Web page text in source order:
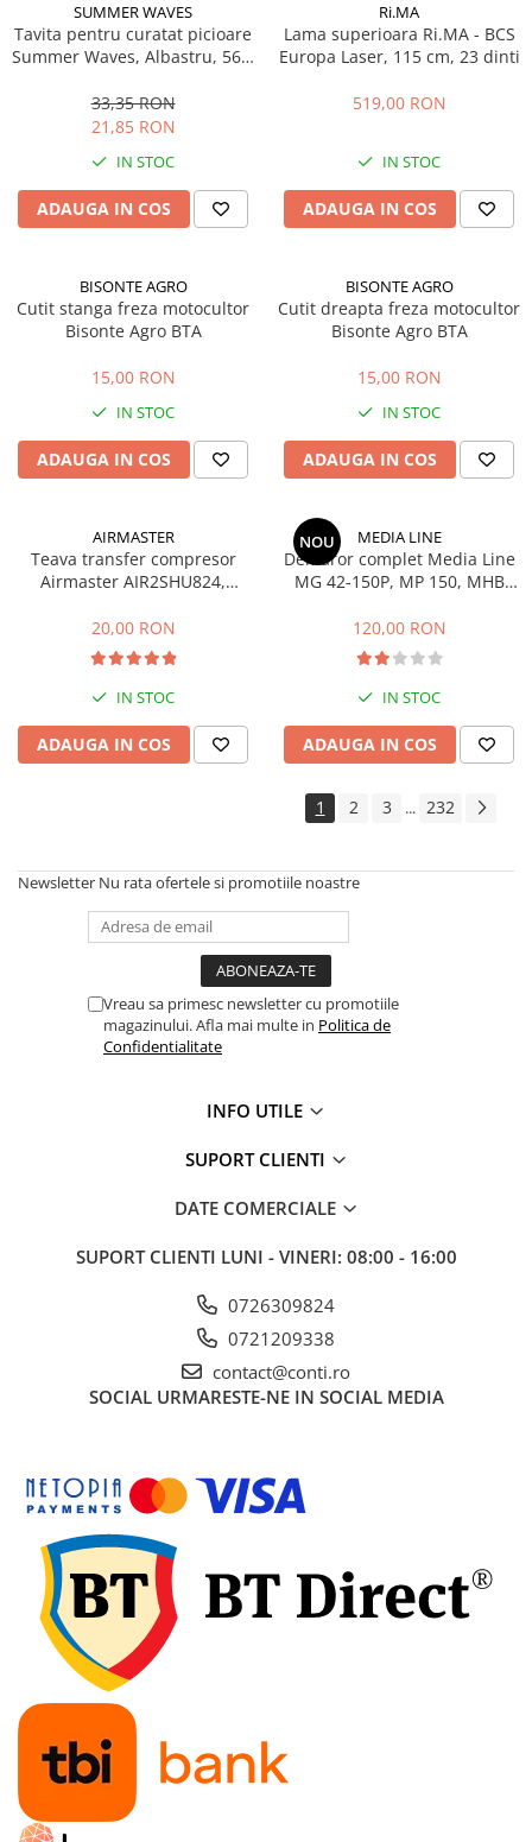
Betoniere
Malaxoare
Accesorii betoniere
Depozitare, transport si protectie
Scari de lucru si schele
Echipamente de ridicat
Echipamente pentru transport
transport
Tehnica diamantata
Masini de carotat
Masini de canelat
Carote diamantate
Discuri diamantate
Freze diamantate
Masini de sapat santuri (Trenchere)
Foreze pentru subtraversari
Tubulatura evacuare deseuri
Parapeti rutieri
Arzatoare izolatii cu gaz
Scule si unelte
Scule electrice
Fierastraie electrice
Masini de frezat
Masini de gaurit si insurubat
Masini de insurubat cu impact
Masini de legat fier-beton
Pistoale de vopsit
Scule de mana
Truse de scule universale
Scule prelucrare placi ceramice
Generatoare digitale/Inverter
Generatoare de curent continuu
Generatoare insonorizate
Generatoare pentru sudura
Automatizari generatoare
Incarcatoare portabile
Statii de incarcare portabile
Statii de incarcare de mare putere
Baterii LiFePO4 (litiu-fosfat de fier)
SUMMER WAVES
Tavita pentru curatat picioare
Summer Waves, Albastru, 56 x
33,35 RON
21,85 RON
IN STOC
ADAUGA IN COS
Ri.MA
Lama superioara Ri.MA - BCS
Europa Laser, 115 cm, 23 dinti
519,00 RON
IN STOC
ADAUGA IN COS
BISONTE AGRO
Cutit stanga freza motocultor
Bisonte Agro BTA
15,00 RON
IN STOC
ADAUGA IN COS
BISONTE AGRO
Cutit dreapta freza motocultor
Bisonte Agro BTA
15,00 RON
IN STOC
ADAUGA IN COS
AIRMASTER
Teava transfer compresor
Airmaster AIR2SHU824,
20,00 RON
IN STOC
ADAUGA IN COS
NOU MEDIA LINE
Demaror complet Media Line
MG 42-150P, MP 150, MHB
120,00 RON
IN STOC
ADAUGA IN COS
1 2 3 ... 232
Newsletter Nu rata ofertele si promotiile noastre
Vreau sa primesc newsletter cu promotiile
magazinului. Afla mai multe in Politica de
Confidentialitate
INFO UTILE
SUPORT CLIENTI
DATE COMERCIALE
SUPORT CLIENTI LUNI - VINERI: 08:00 - 16:00
0726309824
0721209338
contact@conti.ro
SOCIAL URMARESTE-NE IN SOCIAL MEDIA